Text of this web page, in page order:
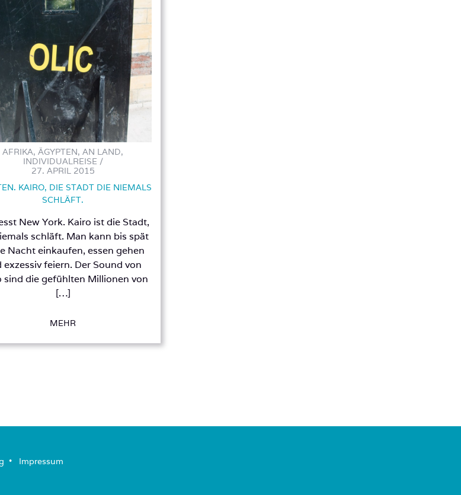
AFRIKA, ÄGYPTEN, AN LAND,
INDIVIDUALREISE /
27. APRIL 2015
KAIRO, DIE STADT DIE NIEMALS
SCHLÄFT.
New York. Kairo ist die Stadt,
schläft. Man kann bis spät
Nacht einkaufen, essen gehen
exzessiv feiern. Der Sound von
sind die gefühlten Millionen von
[…]
MEHR
­ • ­ Impressum